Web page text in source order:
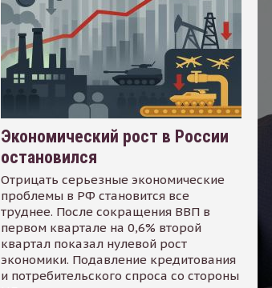
Экономический рост в России
остановился
Отрицать серьезные экономические
проблемы в РФ становится все
труднее. После сокращения ВВП в
первом квартале на 0,6% второй
квартал показал нулевой рост
экономики. Подавление кредитования
и потребительского спроса со стороны